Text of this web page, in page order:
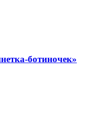
ботиночек»